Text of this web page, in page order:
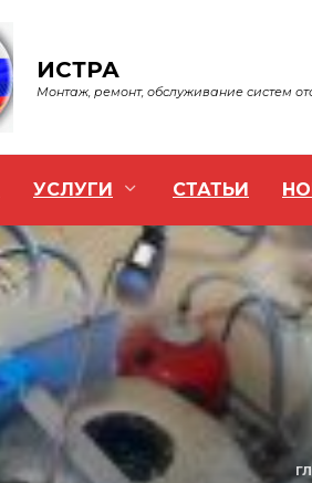
ИСТРА
Монтаж, ремонт, обслуживание систем
УСЛУГИ СТАТЬИ